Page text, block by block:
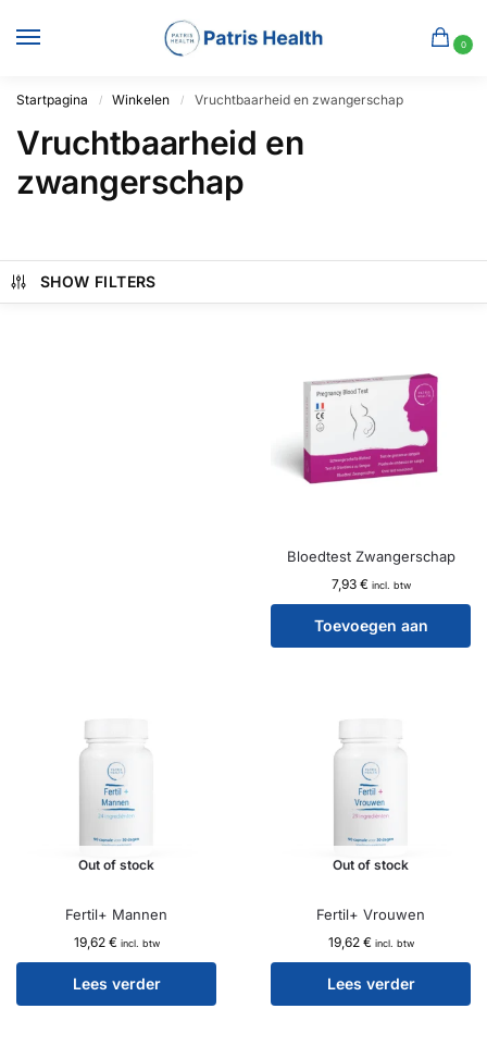
0
Startpagina / Winkelen / Vruchtbaarheid en zwangerschap
Vruchtbaarheid en
zwangerschap
SHOW FILTERS
Bloedtest Zwangerschap
7,93 € incl. btw
Toevoegen aan
Out of stock
Fertil+ Mannen
19,62 € incl. btw
Lees verder
Out of stock
Fertil+ Vrouwen
19,62 € incl. btw
Lees verder